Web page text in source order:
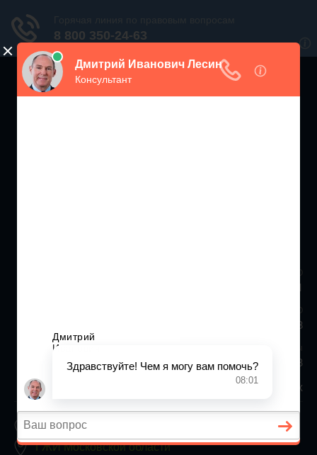
Москва и МО
+7 (499) 938-86-71
Санкт-Петербург и ЛО
+7 (812) 467-34-68
8 800 350 24 63
Заявки принимаются круглосуточно, без выходных
ГЖИ Москвы
ГЖИ Московской области